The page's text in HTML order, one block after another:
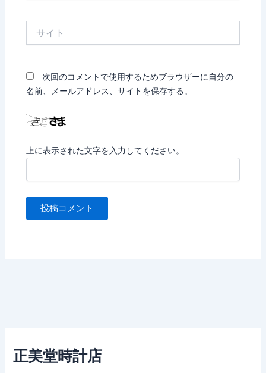
次回のコメントで使用するためブラウザーに自分の
名前、メールアドレス、サイトを保存する。
上に表示された文字を入力してください。
正美堂時計店